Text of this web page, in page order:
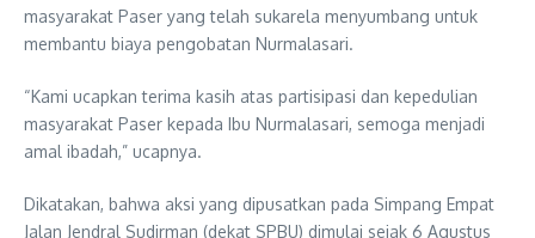
masyarakat Paser yang telah sukarela menyumbang untuk
membantu biaya pengobatan Nurmalasari.
“Kami ucapkan terima kasih atas partisipasi dan kepedulian
masyarakat Paser kepada Ibu Nurmalasari, semoga menjadi
amal ibadah,” ucapnya.
Dikatakan, bahwa aksi yang dipusatkan pada Simpang Empat
Jalan Jendral Sudirman (dekat SPBU) dimulai sejak 6 Agustus